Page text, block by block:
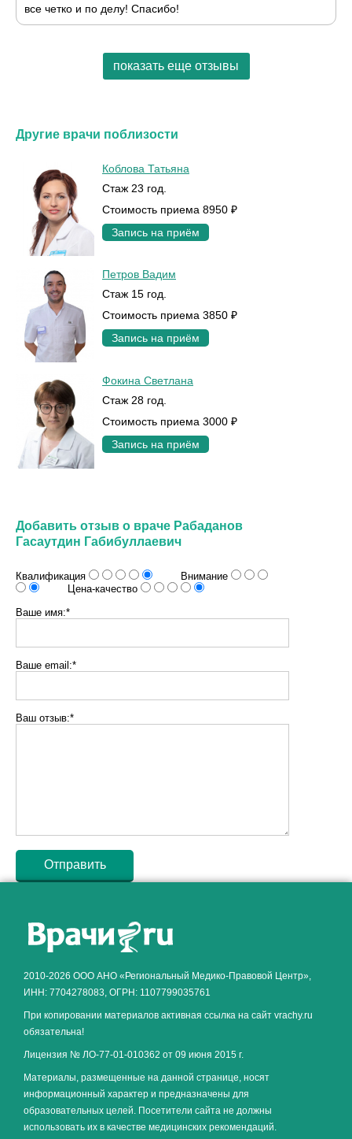
все четко и по делу! Спасибо!
показать еще отзывы
Другие врачи поблизости
Коблова Татьяна
Стаж 23 год.
Стоимость приема 8950 ₽
Запись на приём
Петров Вадим
Стаж 15 год.
Стоимость приема 3850 ₽
Запись на приём
Фокина Светлана
Стаж 28 год.
Стоимость приема 3000 ₽
Запись на приём
Добавить отзыв о враче Рабаданов
Гасаутдин Габибуллаевич
Квалификация
Внимание
Цена-качество
Ваше имя:*
Ваше email:*
Ваш отзыв:*
2010-2026 ООО АНО «Региональный Медико-Правовой Центр»,
ИНН: 7704278083, ОГРН: 1107799035761
При копировании материалов активная ссылка на сайт vrachy.ru
обязательна!
Лицензия № ЛО-77-01-010362 от 09 июня 2015 г.
Материалы, размещенные на данной странице, носят
информационный характер и предназначены для
образовательных целей. Посетители сайта не должны
использовать их в качестве медицинских рекомендаций.